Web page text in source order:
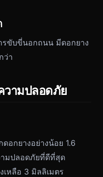
รขับขี่นอกถนน มีดอกยาง
ว่า
วามปลอดภัย
อกยางอย่างน้อย 1.6
ามปลอดภัยที่ดีที่สุด
เหลือ 3 มิลลิเมตร